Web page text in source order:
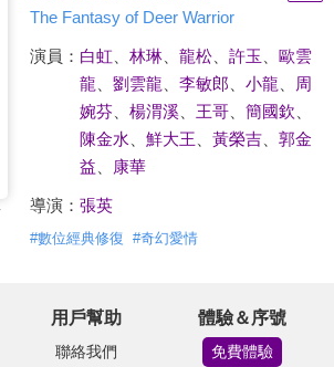
The Fantasy of Deer Warrior
演員： 白虹、 林琳、 龍松、 許玉
歐雲
龍
劉雲龍 李敏郎 小龍
周
婉芬、 楊渭溪、 王哥、 簡國欽
陳金水
鮮大王 黃榮吉、 郭金
益
康華
導演： 張英
#數位經典修復 #奇幻愛情
用戶幫助
聯絡我們
體驗＆序號
免費體驗